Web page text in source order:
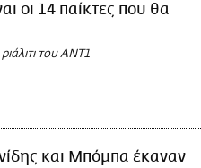
οι 14 παίκτες που θα
του ΑΝΤ1
και Μπόμπα έκαναν